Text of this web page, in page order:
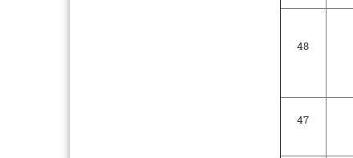
48
47